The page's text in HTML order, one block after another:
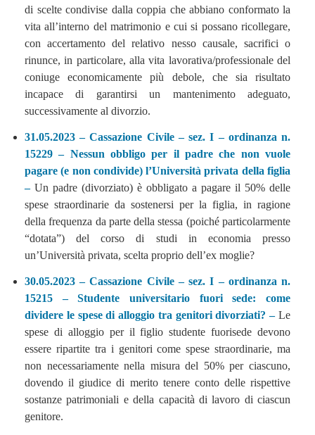
di scelte condivise dalla coppia che abbiano conformato la
vita all’interno del matrimonio e cui si possano ricollegare,
con accertamento del relativo nesso causale, sacrifici o
rinunce, in particolare, alla vita lavorativa/professionale del
coniuge economicamente più debole, che sia risultato
incapace di garantirsi un mantenimento adeguato,
successivamente al divorzio.
31.05.2023 – Cassazione Civile – sez. I – ordinanza n.
15229 – Nessun obbligo per il padre che non vuole
pagare (e non condivide) l’Università privata della figlia
– Un padre (divorziato) è obbligato a pagare il 50% delle
spese straordinarie da sostenersi per la figlia, in ragione
della frequenza da parte della stessa (poiché particolarmente
“dotata”) del corso di studi in economia presso
un’Università privata, scelta proprio dell’ex moglie?
30.05.2023 – Cassazione Civile – sez. I – ordinanza n.
15215 – Studente universitario fuori sede: come
dividere le spese di alloggio tra genitori divorziati? – Le
spese di alloggio per il figlio studente fuorisede devono
essere ripartite tra i genitori come spese straordinarie, ma
non necessariamente nella misura del 50% per ciascuno,
dovendo il giudice di merito tenere conto delle rispettive
sostanze patrimoniali e della capacità di lavoro di ciascun
genitore.